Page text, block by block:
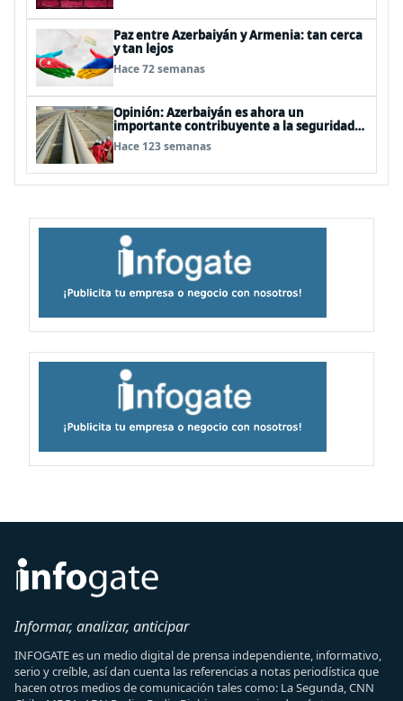
Paz entre Azerbaiyán y Armenia: tan cerca
y tan lejos
Hace 72 semanas
Opinión: Azerbaiyán es ahora un
importante contribuyente a la seguridad
energética de Europa
Hace 123 semanas
Informar, analizar, anticipar
INFOGATE es un medio digital de prensa independiente, informativo,
serio y creíble, así dan cuenta las referencias a notas periodística que
hacen otros medios de comunicación tales como: La Segunda, CNN